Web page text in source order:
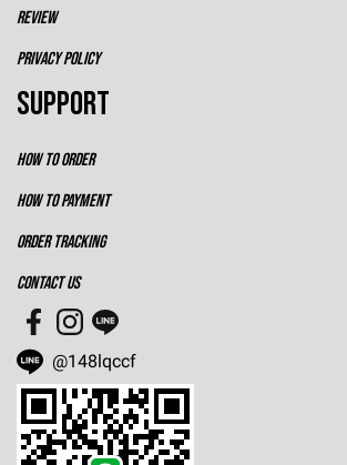
REVIEW
PRIVACY POLICY
SUPPORT
HOW TO ORDER
HOW TO PAYMENT
ORDER TRACKING
CONTACT US
@148lqccf